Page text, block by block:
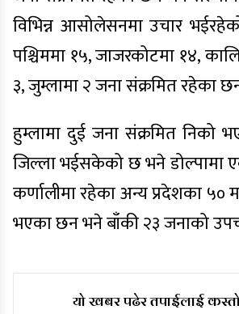
विभिन्न आसोलेसनमा उचार
पश्चिममा १५, जाजरकोटमा १४,
३, जुम्लामा २ जना संक्रमित रहेका
हुम्लामा दुई जना संक्रमित निको
जिल्ला भईसकेको छ भने डोल्पामा
कर्णालीमा रहेका अन्य प्रदेशका ५०
भएका छन भने बाँकी २३ जनाको
यो खबर पढेर तपाईलाई